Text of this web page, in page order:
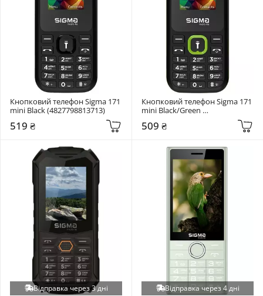
Кнопковий телефон Sigma 171
mini Black (4827798813713)
519 ₴
Кнопковий телефон Sigma 171
mini Black/Green
509 ₴
Відправка через 3 дні Відправка через 4 дні